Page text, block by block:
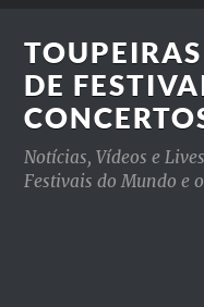
DE
Notícias, Vídeos e
Festivais do Mundo e